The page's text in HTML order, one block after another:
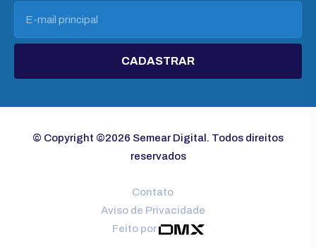
CADASTRAR
© Copyright ©2026 Semear Digital. Todos direitos
reservados
Contato
Aviso de Privacidade
Feito por